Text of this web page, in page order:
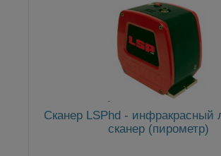
Сканер LSPhd - инфракрасный
сканер (пирометр)